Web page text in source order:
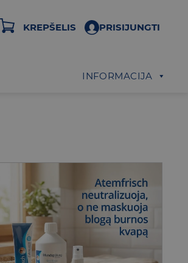
KREPŠELIS PRISIJUNGTI
INFORMACIJA